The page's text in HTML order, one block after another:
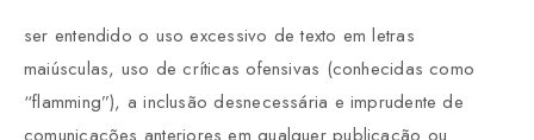
ser entendido o uso excessivo de texto em letras
maiúsculas, uso de críticas ofensivas (conhecidas como
“flamming”), a inclusão desnecessária e imprudente de